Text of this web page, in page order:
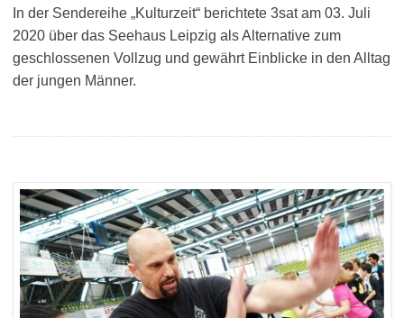
In der Sendereihe „Kulturzeit“ berichtete 3sat am 03. Juli
2020 über das Seehaus Leipzig als Alternative zum
geschlossenen Vollzug und gewährt Einblicke in den Alltag
der jungen Männer.